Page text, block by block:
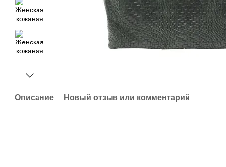
Описание Новый отзыв или комментарий